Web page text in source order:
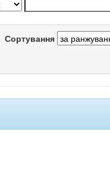
Сортування